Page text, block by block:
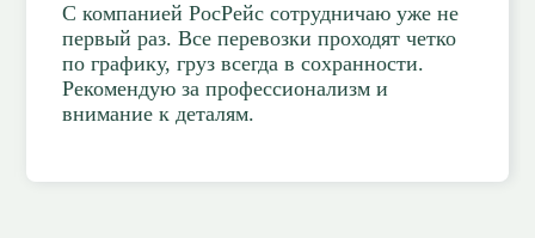
С компанией РосРейс сотрудничаю уже не
первый раз. Все перевозки проходят четко
по графику, груз всегда в сохранности.
Рекомендую за профессионализм и
внимание к деталям.